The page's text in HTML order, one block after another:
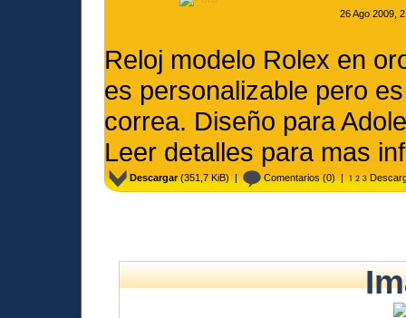
26 Ago 2009,
Reloj modelo Rolex en
es personalizable pero
correa. Diseño para
Leer detalles para mas
Descargar(351,7 KiB) | Comentarios (0) |